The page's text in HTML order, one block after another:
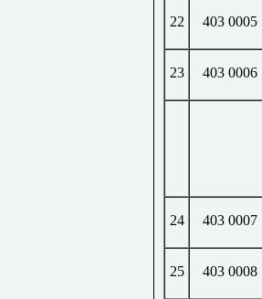
22 403 0005
23 403 0006
24 403 0007
25 403 0008